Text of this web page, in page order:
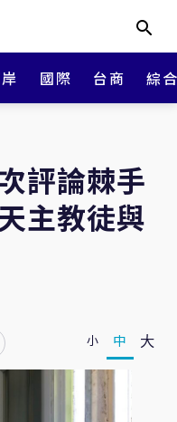
國際 台商 綜
評論棘手
主教徒與
小 中 大